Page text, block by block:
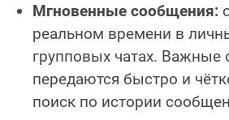
Мгновенные сообщения:
реальном времени в
групповых чатах. Важные
передаются быстро и
поиск по истории